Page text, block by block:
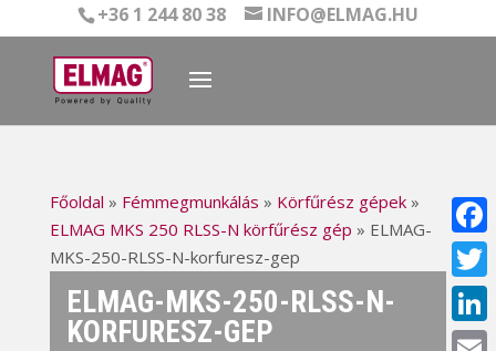
+36 1 244 80 38 INFO@ELMAG.HU
Főoldal » Fémmegmunkálás » Körfűrész gépek»
ELMAG MKS 250 RLSS-N körfűrész gép » ELMAG-
MKS-250-RLSS-N-korfuresz-gep
ELMAG-MKS-250-RLSS-N-
KORFURESZ-GEP